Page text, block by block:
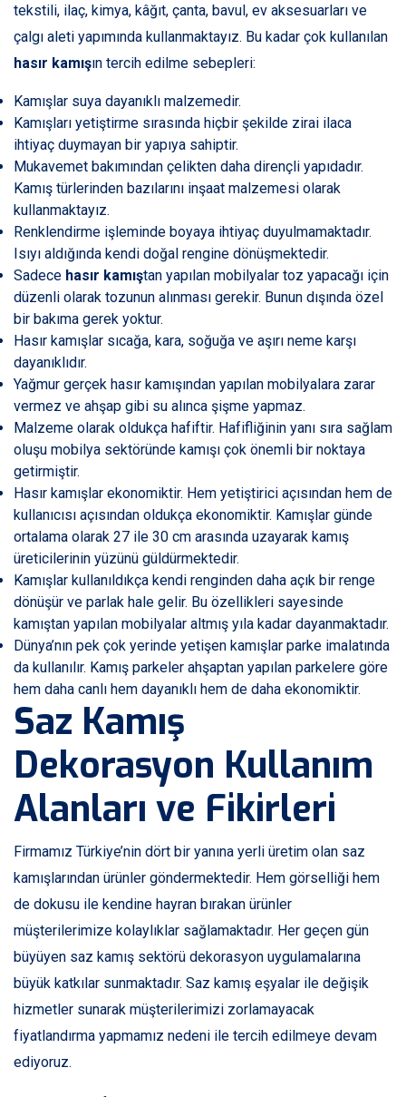
tekstili, ilaç, kimya, kâğıt, çanta, bavul, ev aksesuarları ve
çalgı aleti yapımında kullanmaktayız. Bu kadar çok kullanılan
hasır kamışın tercih edilme sebepleri:
Kamışlar suya dayanıklı malzemedir.
Kamışları yetiştirme sırasında hiçbir şekilde zirai ilaca
ihtiyaç duymayan bir yapıya sahiptir.
Mukavemet bakımından çelikten daha dirençli yapıdadır.
Kamış türlerinden bazılarını inşaat malzemesi olarak
kullanmaktayız.
Renklendirme işleminde boyaya ihtiyaç duyulmamaktadır.
Isıyı aldığında kendi doğal rengine dönüşmektedir.
Sadece hasır kamıştan yapılan mobilyalar toz yapacağı için
düzenli olarak tozunun alınması gerekir. Bunun dışında özel
bir bakıma gerek yoktur.
Hasır kamışlar sıcağa, kara, soğuğa ve aşırı neme karşı
dayanıklıdır.
Yağmur gerçek hasır kamışından yapılan mobilyalara zarar
vermez ve ahşap gibi su alınca şişme yapmaz.
Malzeme olarak oldukça hafiftir. Hafifliğinin yanı sıra sağlam
oluşu mobilya sektöründe kamışı çok önemli bir noktaya
getirmiştir.
Hasır kamışlar ekonomiktir. Hem yetiştirici açısından hem de
kullanıcısı açısından oldukça ekonomiktir. Kamışlar günde
ortalama olarak 27 ile 30 cm arasında uzayarak kamış
üreticilerinin yüzünü güldürmektedir.
Kamışlar kullanıldıkça kendi renginden daha açık bir renge
dönüşür ve parlak hale gelir. Bu özellikleri sayesinde
kamıştan yapılan mobilyalar altmış yıla kadar dayanmaktadır.
Dünya’nın pek çok yerinde yetişen kamışlar parke imalatında
da kullanılır. Kamış parkeler ahşaptan yapılan parkelere göre
hem daha canlı hem dayanıklı hem de daha ekonomiktir.
Saz Kamış
Dekorasyon Kullanım
Alanları ve Fikirleri
Firmamız Türkiye’nin dört bir yanına yerli üretim olan saz
kamışlarından ürünler göndermektedir. Hem görselliği hem
de dokusu ile kendine hayran bırakan ürünler
müşterilerimize kolaylıklar sağlamaktadır. Her geçen gün
büyüyen saz kamış sektörü dekorasyon uygulamalarına
büyük katkılar sunmaktadır. Saz kamış eşyalar ile değişik
hizmetler sunarak müşterilerimizi zorlamayacak
fiyatlandırma yapmamız nedeni ile tercih edilmeye devam
ediyoruz.